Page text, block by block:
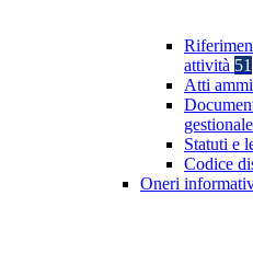
attività 51
Atti
gestionale
Statuti e
Codice
Oneri